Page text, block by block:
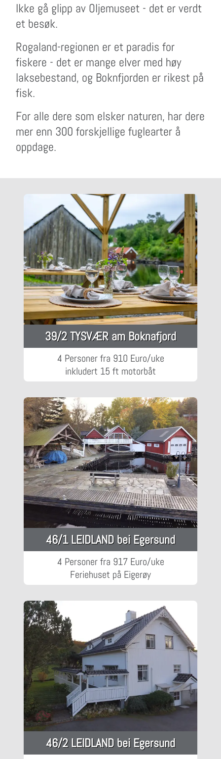
Ikke gå glipp av Oljemuseet - det er verdt
et besøk.
Rogaland-regionen er et paradis for
fiskere - det er mange elver med høy
laksebestand, og Boknfjorden er rikest på
fisk.
For alle dere som elsker naturen, har dere
mer enn 300 forskjellige fuglearter å
oppdage.
39/2 TYSVÆR am Boknafjord
4 Personer fra 910 Euro/uke
inkludert 15 ft motorbåt
46/1 LEIDLAND bei Egersund
4 Personer fra 917 Euro/uke
Feriehuset på Eigerøy
46/2 LEIDLAND bei Egersund